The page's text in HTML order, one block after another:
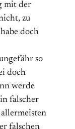
mit der
zu
doch
so
doch
werde
falscher
falschen